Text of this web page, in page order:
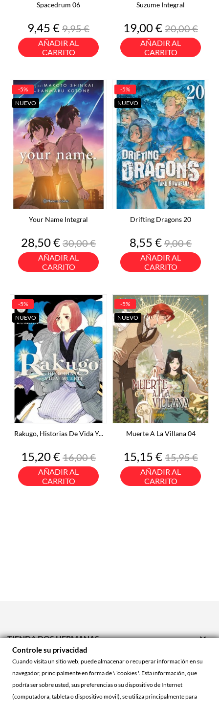
Spacedrum 06
Precio
9,45 €Precio
base
9,95 €
AÑADIR AL
CARRITO
Suzume Integral
Precio
19,00 €Precio
base
20,00 €
AÑADIR AL
CARRITO
Your Name Integral
Precio
28,50 €Precio
base
30,00 €
AÑADIR AL
CARRITO
-5%
NUEVO
Drifting Dragons 20
Precio
8,55 €Precio
base
9,00 €
AÑADIR AL
CARRITO
-5%
NUEVO
Rakugo, Historias De Vida Y...
Precio
15,20 €Precio
base
16,00 €
AÑADIR AL
CARRITO
-5%
NUEVO
Muerte A La Villana 04
Precio
15,15 €Precio
base
15,95 €
AÑADIR AL
CARRITO
-5%
NUEVO
TIENDA DOS HERMANAS 
TIENDA ONLINE 
ACCOUNT
Controle su privacidad
Cuando visita un sitio web, puede almacenar o recuperar información en su
navegador, principalmente en forma de \ 'cookies '. Esta información, que
podría ser sobre usted, sus preferencias o su dispositivo de Internet
(computadora, tableta o dispositivo móvil), se utiliza principalmente para